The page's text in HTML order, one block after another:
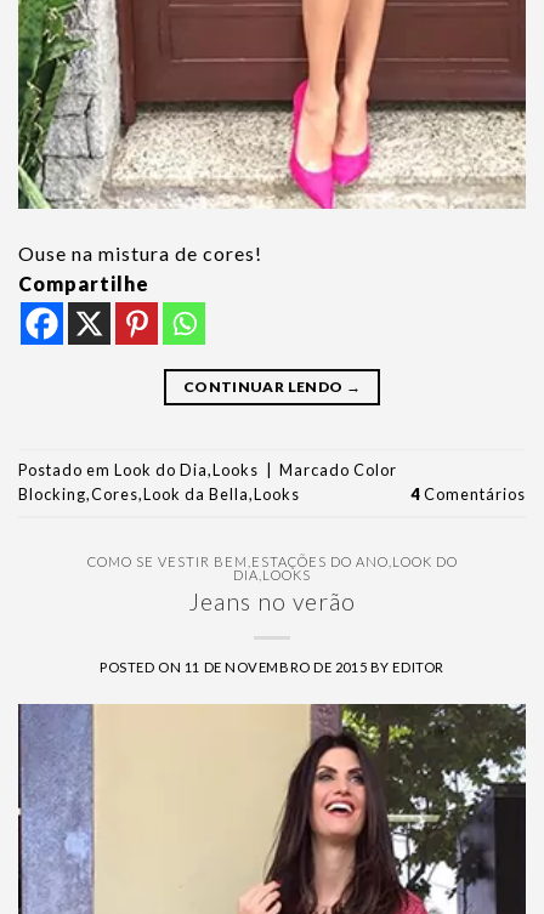
Ouse na mistura de cores!
Compartilhe
CONTINUAR LENDO →
Postado em Look do Dia,Looks Marcado Color
Blocking,Cores,Look da Bella,Looks 4Comentários
COMO SE VESTIR BEM ESTAÇÕES DO ANO LOOK DO
DIA LOOKS
Jeans no verão
POSTED ON 11 DE NOVEMBRO DE 2015 BYEDITOR